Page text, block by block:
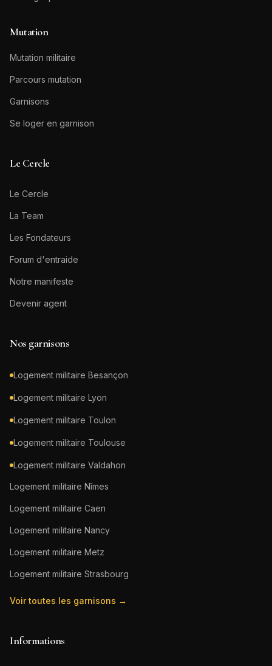
Mutation
Mutation militaire
Parcours mutation
Garnisons
Se loger en garnison
Le Cercle
Le Cercle
La Team
Les Fondateurs
Forum d'entraide
Notre manifeste
Devenir agent
Nos garnisons
Logement militaire Besançon
Logement militaire Lyon
Logement militaire Toulon
Logement militaire Toulouse
Logement militaire Valdahon
Logement militaire Nîmes
Logement militaire Caen
Logement militaire Nancy
Logement militaire Metz
Logement militaire Strasbourg
Voir toutes les garnisons →
Informations